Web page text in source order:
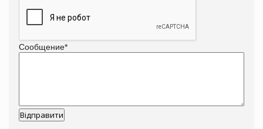
Сообщение*